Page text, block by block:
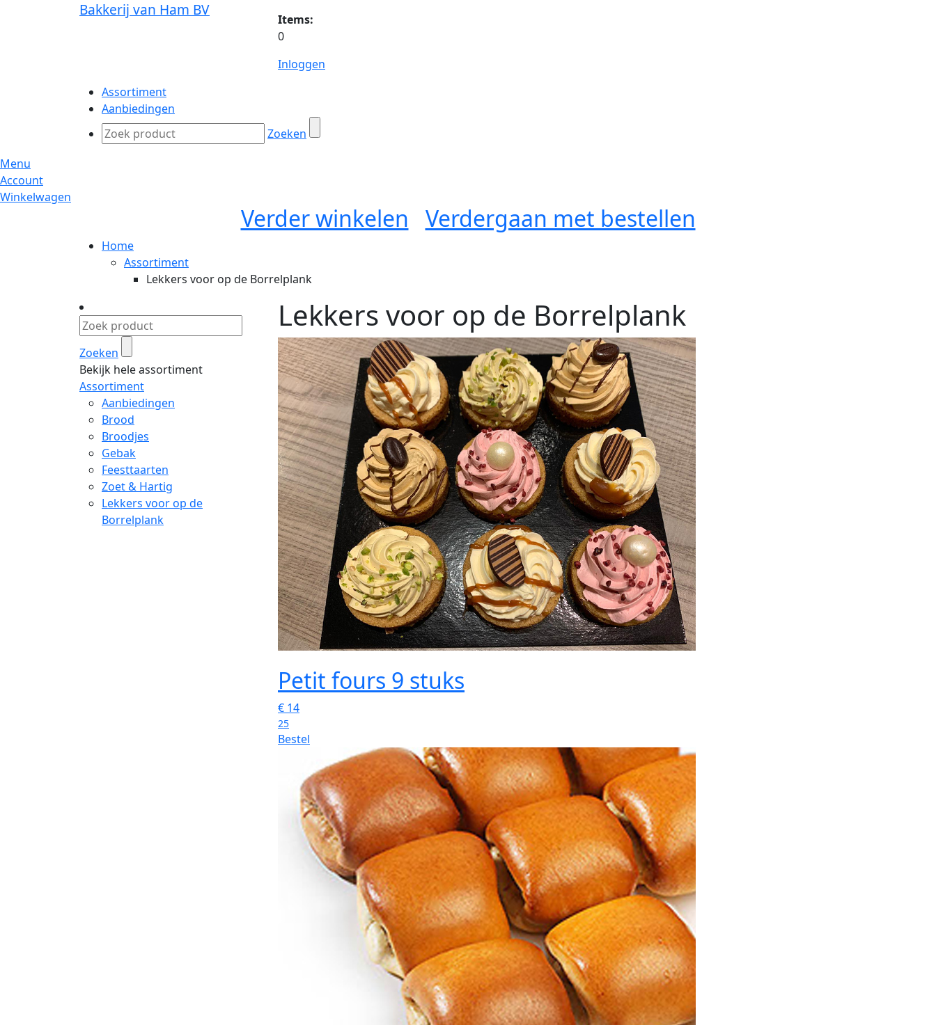
Bakkerij van Ham BV
Items:
0
Inloggen
Assortiment
Aanbiedingen
Zoeken
Menu
Account
Winkelwagen
Verder winkelen Verdergaan met bestellen
Home
Assortiment
Lekkers voor op de Borrelplank
Zoeken
Bekijk hele assortiment
Assortiment
Aanbiedingen
Brood
Broodjes
Gebak
Feesttaarten
Zoet & Hartig
Lekkers voor op de
Borrelplank
Lekkers voor op de Borrelplank
Petit fours 9 stuks
€ 14
25
Bestel